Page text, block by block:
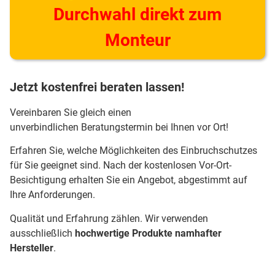
Durchwahl direkt zum
Monteur
Jetzt kostenfrei beraten lassen!
Vereinbaren Sie gleich einen
unverbindlichen Beratungstermin bei Ihnen vor Ort!
Erfahren Sie, welche Möglichkeiten des Einbruchschutzes
für Sie geeignet sind. Nach der kostenlosen Vor-Ort-
Besichtigung erhalten Sie ein Angebot, abgestimmt auf
Ihre Anforderungen.
Qualität und Erfahrung zählen. Wir verwenden
ausschließlich hochwertige Produkte namhafter
Hersteller.